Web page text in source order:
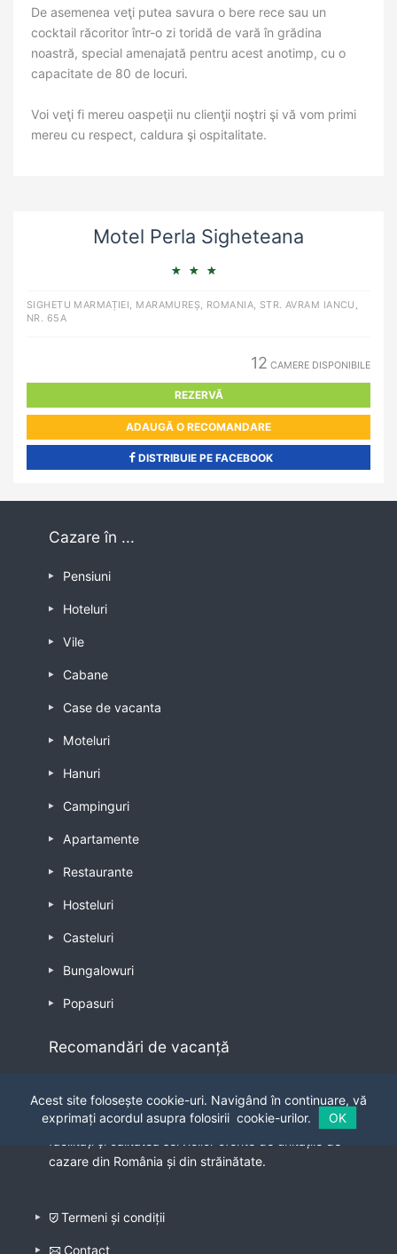
De asemenea veţi putea savura o bere rece sau un
cocktail răcoritor într-o zi toridă de vară în grădina
noastră, special amenajată pentru acest anotimp, cu o
capacitate de 80 de locuri.
Voi veţi fi mereu oaspeţii nu clienţii noştri şi vă vom primi
mereu cu respect, caldura şi ospitalitate.
Motel Perla Sigheteana
SIGHETU MARMAȚIEI, MARAMUREȘ, ROMANIA, STR. AVRAM IANCU,
NR. 65A
12 CAMERE DISPONIBILE
REZERVĂ
ADAUGĂ O RECOMANDARE
DISTRIBUIE PE FACEBOOK
Cazare în ...
Pensiuni
Hoteluri
Vile
Cabane
Case de vacanta
Moteluri
Hanuri
Campinguri
Apartamente
Restaurante
Hosteluri
Casteluri
Bungalowuri
Popasuri
Recomandări de vacanță
informații reale despre ospitalitate, curătenie,
locație si împrejurimi, servicii culinare, prețuri,
cazare din România și din străinătate.
Termeni și condiții
Contact
Acest site folosește cookie-uri. Navigând în continuare, vă
exprimați acordul asupra folosirii cookie-urilor. OK